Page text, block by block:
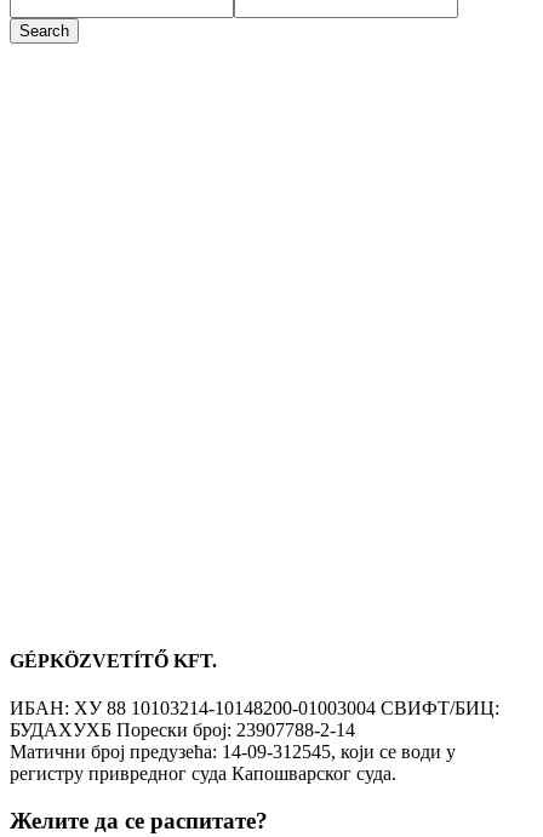
GÉPKÖZVETÍTŐ KFT.
ИБАН: ХУ 88 10103214-10148200-01003004 СВИФТ/БИЦ:
БУДАХУХБ Порески број: 23907788-2-14
Матични број предузећа: 14-09-312545, који се води у
регистру привредног суда Капошварског суда.
Желите да се распитате?